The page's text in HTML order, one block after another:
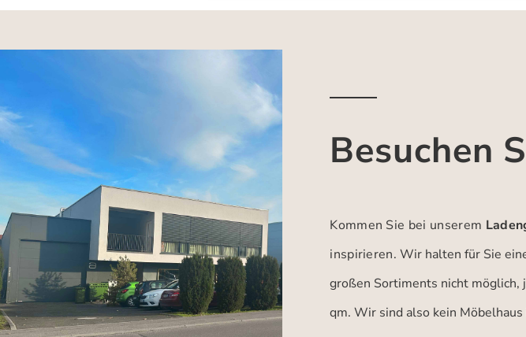
Besuchen
Kommen Sie bei unserem
inspirieren.Wir halten für Sie
großen Sortiments nicht möglich,
qm. Wir sind also kein